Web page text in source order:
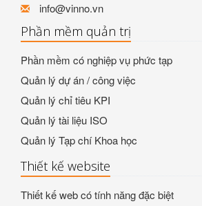
info@vinno.vn
Phần mềm quản trị
Phần mềm có nghiệp vụ phức tạp
Quản lý dự án / công việc
Quản lý chỉ tiêu KPI
Quản lý tài liệu ISO
Quản lý Tạp chí Khoa học
Thiết kế website
Thiết kế web có tính năng đặc biệt